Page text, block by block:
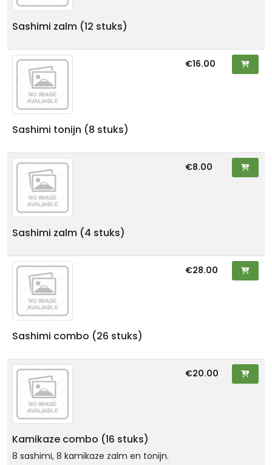
Sashimi zalm (12 stuks)
Sashimi tonijn (8 stuks)
€16.00
Sashimi zalm (4 stuks)
€8.00
Sashimi combo (26 stuks)
€28.00
Kamikaze combo (16 stuks)
8 sashimi, 8 kamikaze zalm en tonijn.
€20.00